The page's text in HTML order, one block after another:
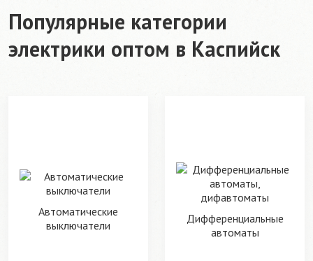
Популярные категории
электрики оптом в Каспийск
Автоматические
выключатели
Дифференциальные
автоматы